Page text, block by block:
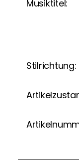
Musiktitel:
Stilrichtung: